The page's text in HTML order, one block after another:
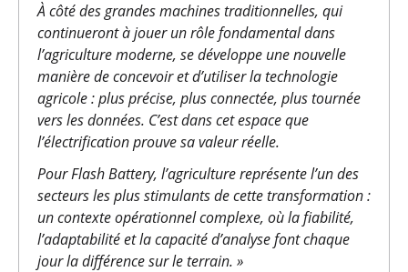
À côté des grandes machines traditionnelles, qui
continueront à jouer un rôle fondamental dans
l’agriculture moderne, se développe une nouvelle
manière de concevoir et d’utiliser la technologie
agricole : plus précise, plus connectée, plus tournée
vers les données. C’est dans cet espace que
l’électrification prouve sa valeur réelle.
Pour Flash Battery, l’agriculture représente l’un des
secteurs les plus stimulants de cette transformation :
un contexte opérationnel complexe, où la fiabilité,
l’adaptabilité et la capacité d’analyse font chaque
jour la différence sur le terrain. »